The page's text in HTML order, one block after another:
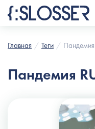
Главная Теги Пандемия
Пандемия